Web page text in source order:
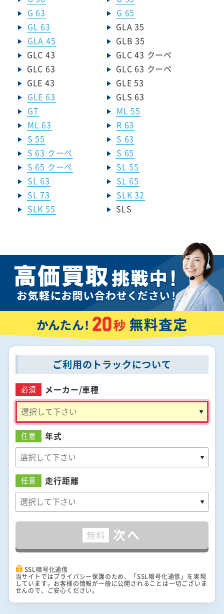
G 63
G 65
GL 63
GLA 35
GLA 45
GLB 35
GLC 43
GLC 43 クーペ
GLC 63
GLC 63 クーペ
GLE 43
GLE 53
GLE 63
GLS 63
GT
ML 55
ML 63
R 63
S 55
S 63
S 63 クーペ
S 65
S 65 クーペ
SL 55
SL 63
SL 65
SL 73
SLK 32
SLK 55
SLS
ご利用のトラックについて
必須 メーカー/車種
任意 年式
任意 走行距離
無料 次へ
SSL暗号化通信
当サイトではプライバシー保護のため、「SSL暗号化通信」を実現
しています。お客様の情報が一般に公開されることは一切ございま
せんので、ご安心ください。